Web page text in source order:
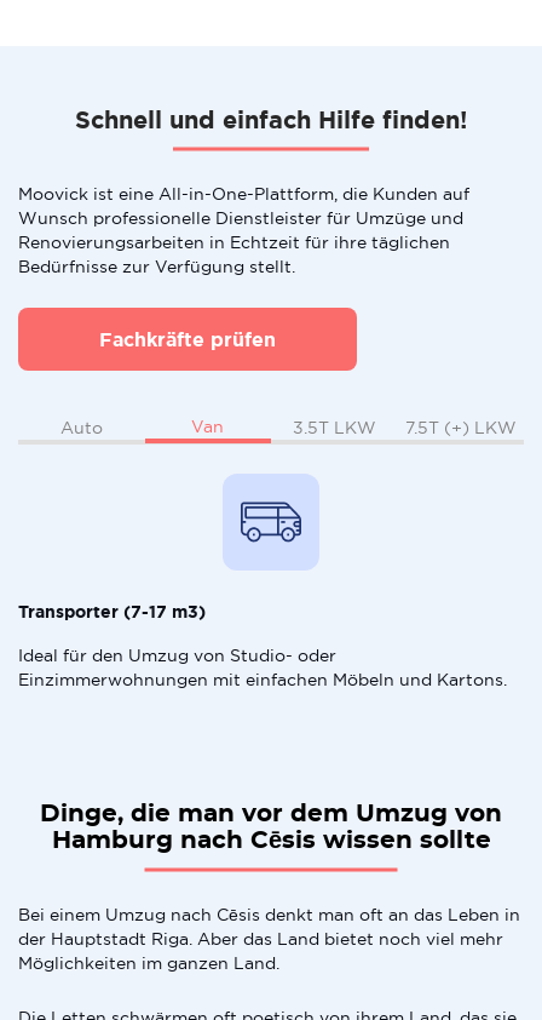
Schnell und einfach Hilfe finden!
Moovick ist eine All-in-One-Plattform, die Kunden auf
Wunsch professionelle Dienstleister für Umzüge und
Renovierungsarbeiten in Echtzeit für ihre täglichen
Bedürfnisse zur Verfügung stellt.
Fachkräfte prüfen
Auto Van 3.5T LKW 7.5T (+) LKW
Transporter (7-17 m3)
Ideal für den Umzug von Studio- oder
Einzimmerwohnungen mit einfachen Möbeln und Kartons.
Dinge, die man vor dem Umzug von
Hamburg nach Cēsis wissen sollte
Bei einem Umzug nach Cēsis denkt man oft an das Leben in
der Hauptstadt Riga. Aber das Land bietet noch viel mehr
Möglichkeiten im ganzen Land.